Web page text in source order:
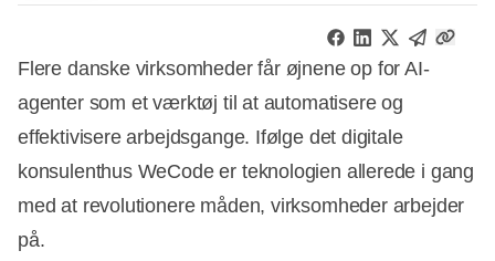
Flere danske virksomheder får øjnene op for AI-
agenter som et værktøj til at automatisere og
effektivisere arbejdsgange. Ifølge det digitale
konsulenthus WeCode er teknologien allerede i gang
med at revolutionere måden, virksomheder arbejder
på.